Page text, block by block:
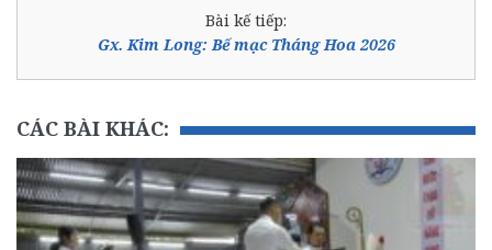
Bài kế tiếp:
Gx. Kim Long: Bế mạc Tháng Hoa 2026
CÁC BÀI KHÁC: